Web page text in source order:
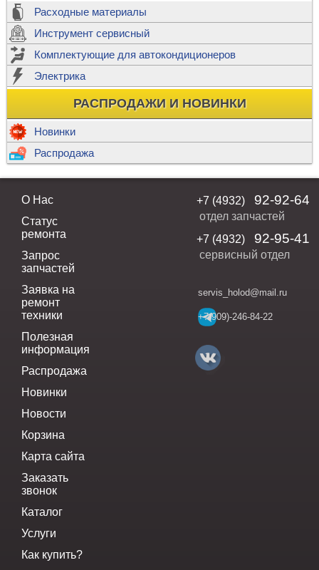
Расходные материалы
Инструмент сервисный
Комплектующие для автокондиционеров
Электрика
РАСПРОДАЖИ И НОВИНКИ
Новинки
Распродажа
О Нас
Статус
ремонта
Запрос
запчастей
Заявка на
ремонт
техники
Полезная
информация
Распродажа
Новинки
Новости
Корзина
Карта сайта
Заказать
звонок
Каталог
Услуги
Как купить?
+7 (4932) 92-92-64
отдел запчастей
+7 (4932)
92-95-41
сервисный отдел
servis_holod@mail.ru
+7(909)-246-84-22